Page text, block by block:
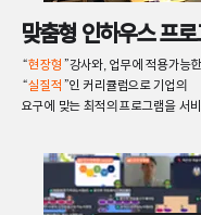
맞춤형 인하우스 프
“현장형 ”강사와, 업무에 적용가능한
“실질적 ”인 커리큘럼으로 기업의
요구에 맞는 최적의 프로그램을 서